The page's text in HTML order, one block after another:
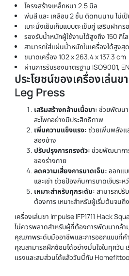
โครงสร้างเหล็กหนา 2.5 มิล
พ่นสี และ เคลือบ 2 ชั้น ติดทนนาน ไม่เ
เบาะนั่งเย็บเก็บแบบตะเข็บคู่ เสริมฝาค
รองรับน้ำหนักผู้ใช้งานได้สูงถึง 150 กิโล
สามารถใส่แผ่นน้ำหนักในเครื่องได้สูงสุ
ขนาดเครื่อง 102 x 263.4 x 137.3 cm
ผ่านการรับรองมาตรฐาน ISO9001,
ประโยชน์ของเครื่องเล่นขา
Leg Press
เสริมสร้างกล้ามเนื้อขา: ช่วยพัฒนา
สะโพกอย่างมีประสิทธิภาพ
เพิ่มความแข็งแรง: ช่วยเพิ่มพลังแ
สองข้าง
ปรับปรุงการทรงตัว: ช่วยพัฒนาก
ของร่างกาย
ลดความเสี่ยงการบาดเจ็บ: ออกแ
และเข่า ช่วยป้องกันการบาดเจ็บระ
เหมาะสำหรับทุกระดับ: สามารถปรั
ต้องการ เหมาะสำหรับผู้เริ่มต้นจน
เครื่องเล่นขา Impulse IFP1711 Hack
ไม่ควรพลาดสำหรับผู้ที่ต้องการพัฒนากล้า
คุณภาพระดับมืออาชีพและการออกแบบที่ค
คุณสามารถฝึกซ้อมได้อย่างมั่นใจในทุกวัน
แรงและสมส่วนได้แล้ววันนี้กับ